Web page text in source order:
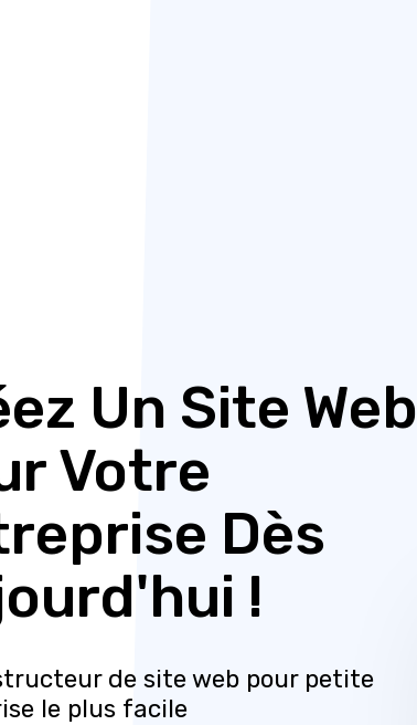
Un Site Web
Votre
Dès
!
de site web pour petite
le plus facile